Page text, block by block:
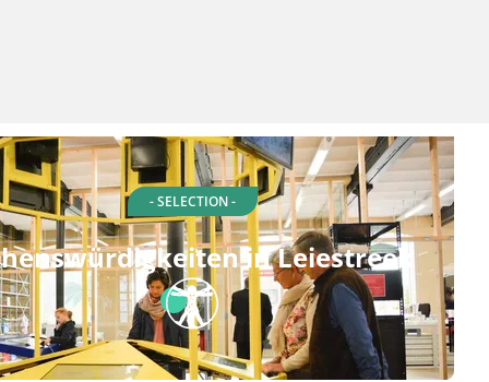
- SELECTION -
in Leiestreek